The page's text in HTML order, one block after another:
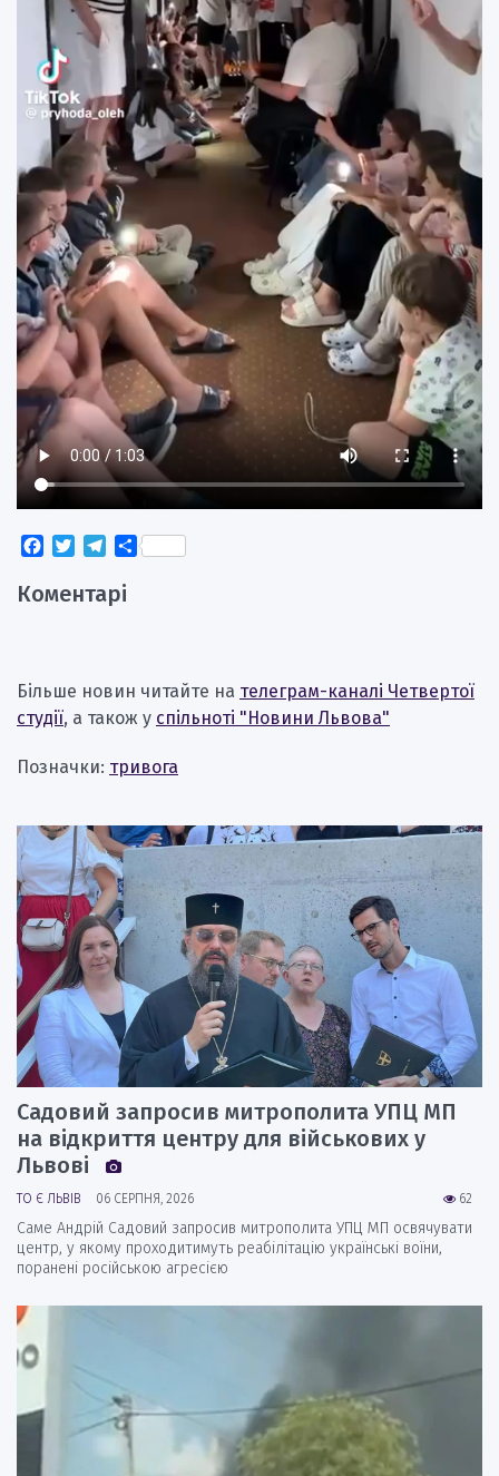
Facebook
TwitterTelegram
Поділитися
Коментарі
Більше новин читайте на телеграм-каналі Четвертої
студії, а також у спільноті "Новини Львова"
Позначки: тривога
Садовий запросив митрополита УПЦ МП
на відкриття центру для військових у
Львові
62
ТО Є ЛЬВІВ 06 СЕРПНЯ, 2026
Саме Андрій Садовий запросив митрополита УПЦ МП освячувати
центр, у якому проходитимуть реабілітацію українські воїни,
поранені російською агресією